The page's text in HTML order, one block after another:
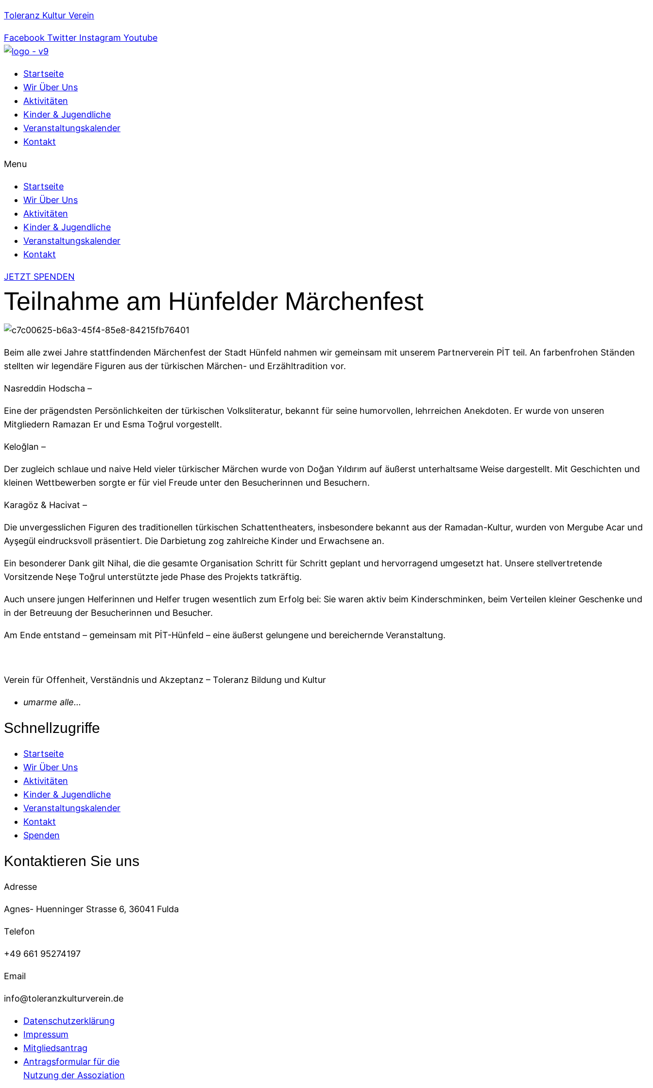
Toleranz Kultur Verein
Facebook Twitter Instagram Youtube
Startseite
Wir Über Uns
Aktivitäten
Kinder & Jugendliche
Veranstaltungskalender
Kontakt
Menu
Startseite
Wir Über Uns
Aktivitäten
Kinder & Jugendliche
Veranstaltungskalender
Kontakt
JETZT SPENDEN
Teilnahme am Hünfelder Märchenfest
Beim alle zwei Jahre stattfindenden Märchenfest der Stadt Hünfeld nahmen wir gemeinsam mit unserem Partnerverein PİT teil. An farbenfrohen Ständen
stellten wir legendäre Figuren aus der türkischen Märchen- und Erzähltradition vor.
Nasreddin Hodscha –
Eine der prägendsten Persönlichkeiten der türkischen Volksliteratur, bekannt für seine humorvollen, lehrreichen Anekdoten. Er wurde von unseren
Mitgliedern Ramazan Er und Esma Toğrul vorgestellt.
Keloğlan –
Der zugleich schlaue und naive Held vieler türkischer Märchen wurde von Doğan Yıldırım auf äußerst unterhaltsame Weise dargestellt. Mit Geschichten und
kleinen Wettbewerben sorgte er für viel Freude unter den Besucherinnen und Besuchern.
Karagöz & Hacivat –
Die unvergesslichen Figuren des traditionellen türkischen Schattentheaters, insbesondere bekannt aus der Ramadan-Kultur, wurden von Mergube Acar und
Ayşegül eindrucksvoll präsentiert. Die Darbietung zog zahlreiche Kinder und Erwachsene an.
Ein besonderer Dank gilt Nihal, die die gesamte Organisation Schritt für Schritt geplant und hervorragend umgesetzt hat. Unsere stellvertretende
Vorsitzende Neşe Toğrul unterstützte jede Phase des Projekts tatkräftig.
Auch unsere jungen Helferinnen und Helfer trugen wesentlich zum Erfolg bei: Sie waren aktiv beim Kinderschminken, beim Verteilen kleiner Geschenke und
in der Betreuung der Besucherinnen und Besucher.
Am Ende entstand – gemeinsam mit PİT-Hünfeld – eine äußerst gelungene und bereichernde Veranstaltung.
Verein für Offenheit, Verständnis und Akzeptanz – Toleranz Bildung und Kultur
umarme alle...
Schnellzugriffe
Startseite
Wir Über Uns
Aktivitäten
Kinder & Jugendliche
Veranstaltungskalender
Kontakt
Spenden
Kontaktieren Sie uns
Adresse
Agnes- Huenninger Strasse 6, 36041 Fulda
Telefon
+49 661 95274197
Email
info@toleranzkulturverein.de
Datenschutzerklärung
Impressum
Mitgliedsantrag
Antragsformular für die
Nutzung der Assoziation